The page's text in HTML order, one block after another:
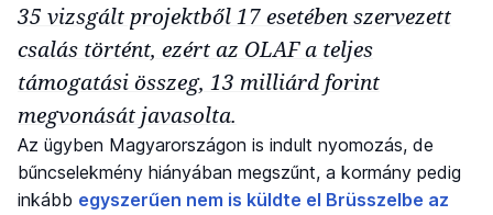
35 vizsgált projektből 17 esetében szervezett
csalás történt, ezért az OLAF a teljes
támogatási összeg, 13 milliárd forint
megvonását javasolta.
Az ügyben Magyarországon is indult nyomozás, de
bűncselekmény hiányában megszűnt, a kormány pedig
inkább egyszerűen nem is küldte el Brüsszelbe az